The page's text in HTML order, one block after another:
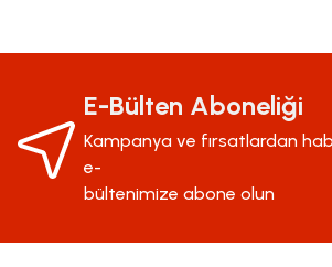
Ürün resmi kalitesiz, bozuk veya görüntülenemiyor.
Ürün açıklamasında eksik bilgiler bulunuyor.
Ürün bilgilerinde hatalar bulunuyor.
Ürün fiyatı diğer sitelerden daha pahalı.
E-Bülten Aboneliği
Kampanya ve fırsatlardan
e-
bültenimize abone olun